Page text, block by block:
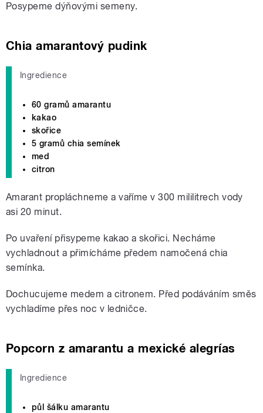
Posypeme dýňovými semeny.
Chia amarantový pudink
Ingredience
60 gramů amarantu
kakao
skořice
5 gramů chia semínek
med
citron
Amarant propláchneme a vaříme v 300 mililitrech vody
asi 20 minut.
Po uvaření přisypeme kakao a skořici. Necháme
vychladnout a přimícháme předem namočená chia
semínka.
Dochucujeme medem a citronem. Před podáváním směs
vychladíme přes noc v ledničce.
Popcorn z amarantu a mexické alegrías
Ingredience
půl šálku amarantu